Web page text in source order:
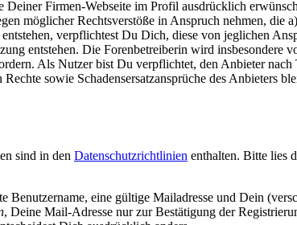
Firmen-Webseite im Profil ausdrücklich
möglicher Rechtsverstöße in Anspruch nehmen,
verpflichtest Du Dich, diese von jeglichen
entstehen. Die Forenbetreiberin wird
Als Nutzer bist Du verpflichtet, den Anbieter
sowie Schadensersatzansprüche des Anbieters
sind in den Datenschutzrichtlinien enthalten. Bitte lies
eine gültige Mailadresse und Dein
, Deine Mail-Adresse nur zur Bestätigung der